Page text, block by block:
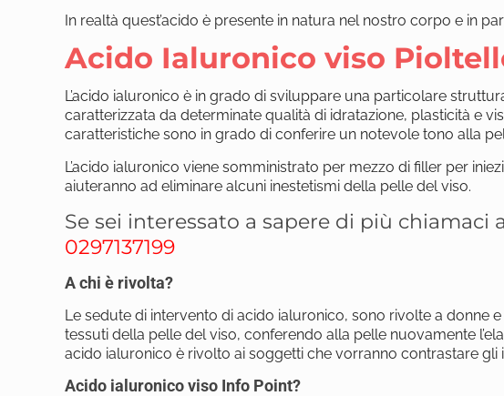
In realtà quest’acido è presente in natura nel nostro corpo e in
Acido Ialuronico viso
L’acido ialuronico è in grado di sviluppare una particolare
caratterizzata da determinate qualità di idratazione, plasticità e
caratteristiche sono in grado di conferire un notevole tono alla
L’acido ialuronico viene somministrato per mezzo di filler per
aiuteranno ad eliminare alcuni inestetismi della pelle del viso.
Se sei interessato a sapere di più chiamaci
0297137199
A chi è rivolta?
Le sedute di intervento di acido ialuronico, sono rivolte a donne
tessuti della pelle del viso, conferendo alla pelle nuovamente
acido ialuronico è rivolto ai soggetti che vorranno contrastare gli
Acido ialuronico viso Info Point?